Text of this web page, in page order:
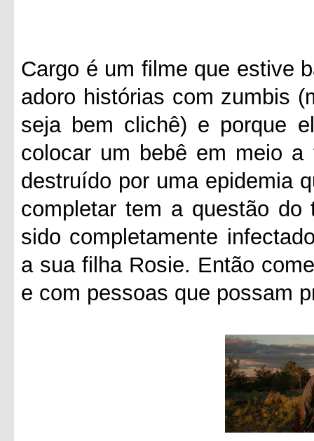
Cargo é um filme que estive
adoro histórias com zumbis
seja bem clichê) e porque
colocar um bebê em meio
destruído por uma epidemia
completar tem a questão
sido completamente
a sua filha Rosie. Então
e com pessoas que possam